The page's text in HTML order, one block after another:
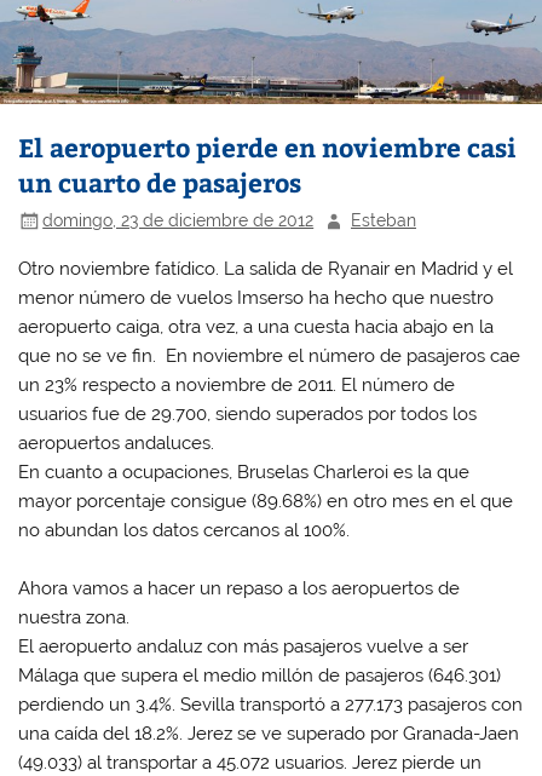
El aeropuerto pierde en noviembre casi
un cuarto de pasajeros
domingo, 23 de diciembre de 2012 Esteban
Otro noviembre fatídico. La salida de Ryanair en Madrid y el
menor número de vuelos Imserso ha hecho que nuestro
aeropuerto caiga, otra vez, a una cuesta hacia abajo en la
que no se ve fin. En noviembre el número de pasajeros cae
un 23% respecto a noviembre de 2011. El número de
usuarios fue de 29.700, siendo superados por todos los
aeropuertos andaluces.
En cuanto a ocupaciones, Bruselas Charleroi es la que
mayor porcentaje consigue (89.68%) en otro mes en el que
no abundan los datos cercanos al 100%.
Ahora vamos a hacer un repaso a los aeropuertos de
nuestra zona.
El aeropuerto andaluz con más pasajeros vuelve a ser
Málaga que supera el medio millón de pasajeros (646.301)
perdiendo un 3.4%. Sevilla transportó a 277.173 pasajeros con
una caída del 18.2%. Jerez se ve superado por Granada-Jaen
(49.033) al transportar a 45.072 usuarios. Jerez pierde un